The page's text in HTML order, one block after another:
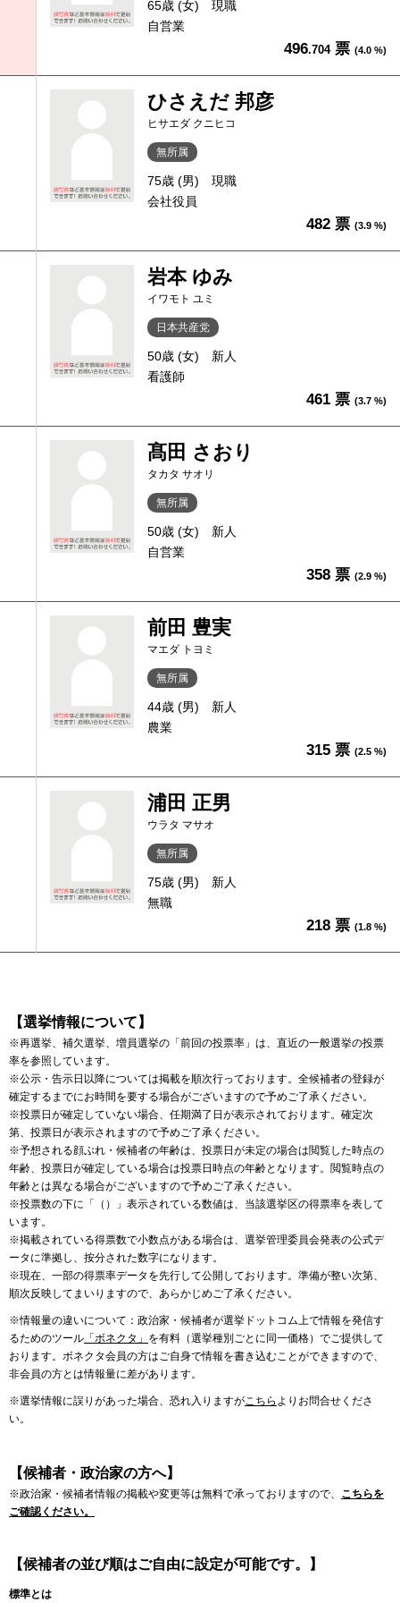
65歳 (女)
現職
自営業
496.704票 (4.0 %)
ひさえだ 邦彦
ヒサエダ クニヒコ
無所属
75歳 (男)
現職
会社役員
482 票 (3.9 %)
岩本 ゆみ
イワモト ユミ
日本共産党
50歳 (女)
新人
看護師
461 票 (3.7 %)
髙田 さおり
タカタ サオリ
無所属
50歳 (女)
新人
自営業
358 票 (2.9 %)
前田 豊実
マエダ トヨミ
無所属
44歳 (男)
新人
農業
315 票 (2.5 %)
浦田 正男
ウラタ マサオ
無所属
75歳 (男)
新人
無職
218 票 (1.8 %)
【選挙情報について】
※再選挙、補欠選挙、増員選挙の「前回の投票率」は、直近の一般選挙の投票
率を参照しています。
※公示・告示日以降については掲載を順次行っております。全候補者の登録が
確定するまでにお時間を要する場合がございますので予めご了承ください。
※投票日が確定していない場合、任期満了日が表示されております。確定次
第、投票日が表示されますので予めご了承ください。
※予想される顔ぶれ・候補者の年齢は、投票日が未定の場合は閲覧した時点の
年齢、投票日が確定している場合は投票日時点の年齢となります。閲覧時点の
年齢とは異なる場合がございますので予めご了承ください。
※投票数の下に「（）」表示されている数値は、当該選挙区の得票率を表して
います。
※掲載されている得票数で小数点がある場合は、選挙管理委員会発表の公式デ
ータに準拠し、按分された数字になります。
※現在、一部の得票率データを先行して公開しております。準備が整い次第、
順次反映してまいりますので、あらかじめご了承ください。
※情報量の違いについて：政治家・候補者が選挙ドットコム上で情報を発信す
るためのツール 「ボネクタ」 を有料（選挙種別ごとに同一価格）でご提供して
おります。ボネクタ会員の方はご自身で情報を書き込むことができますので、
非会員の方とは情報量に差があります。
※選挙情報に誤りがあった場合、恐れ入りますがこちら よりお問合せくださ
い。
【候補者・政治家の方へ】
※政治家・候補者情報の掲載や変更等は無料で承っておりますので、 こちらを
ご確認ください。
【候補者の並び順はご自由に設定が可能です。】
標準とは